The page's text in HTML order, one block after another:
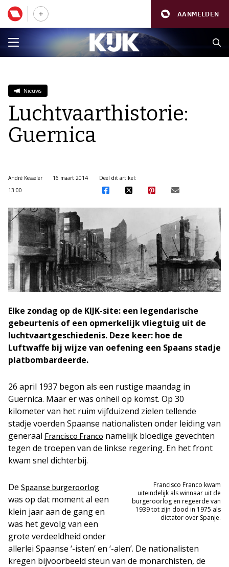
AANMELDEN
Nieuws
Luchtvaarthistorie:
Guernica
André Kesseler
16 maart 2014
13:00
Deel dit artikel:
Elke zondag op de KIJK-site: een legendarische
gebeurtenis of een opmerkelijk vliegtuig uit de
luchtvaartgeschiedenis. Deze keer: hoe de
Luftwaffe bij wijze van oefening een Spaans stadje
platbombardeerde.
26 april 1937 begon als een rustige maandag in
Guernica. Maar er was onheil op komst. Op 30
kilometer van het ruim vijfduizend zielen tellende
stadje voerden Spaanse nationalisten onder leiding van
generaal Francisco Franco namelijk bloedige gevechten
tegen de troepen van de linkse regering. En het front
kwam snel dichterbij.
Francisco Franco kwam
uiteindelijk als winnaar uit de
burgeroorlog en regeerde van
1939 tot zijn dood in 1975 als
dictator over Spanje.
De Spaanse burgeroorlog
was op dat moment al een
klein jaar aan de gang en
was het gevolg van een
grote verdeeldheid onder
allerlei Spaanse ‘-isten’ en ‘-alen’. De nationalisten
kregen bijvoorbeeld steun van de monarchisten, de